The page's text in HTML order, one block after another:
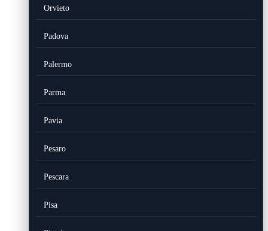
Orvieto
Padova
Palermo
Parma
Pavia
Pesaro
Pescara
Pisa